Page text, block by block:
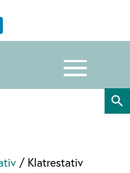
Search
/ Klatrestativ